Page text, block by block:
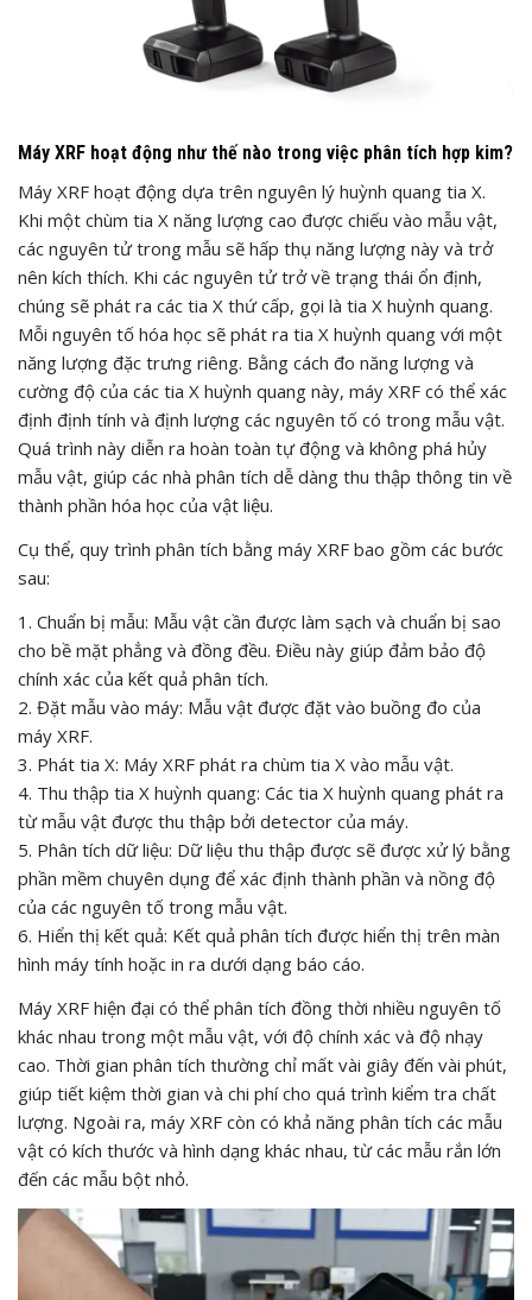
Máy XRF hoạt động như thế nào trong việc phân tích hợp kim?
Máy XRF hoạt động dựa trên nguyên lý huỳnh quang tia X.
Khi một chùm tia X năng lượng cao được chiếu vào mẫu vật,
các nguyên tử trong mẫu sẽ hấp thụ năng lượng này và trở
nên kích thích. Khi các nguyên tử trở về trạng thái ổn định,
chúng sẽ phát ra các tia X thứ cấp, gọi là tia X huỳnh quang.
Mỗi nguyên tố hóa học sẽ phát ra tia X huỳnh quang với một
năng lượng đặc trưng riêng. Bằng cách đo năng lượng và
cường độ của các tia X huỳnh quang này, máy XRF có thể xác
định định tính và định lượng các nguyên tố có trong mẫu vật.
Quá trình này diễn ra hoàn toàn tự động và không phá hủy
mẫu vật, giúp các nhà phân tích dễ dàng thu thập thông tin về
thành phần hóa học của vật liệu.
Cụ thể, quy trình phân tích bằng máy XRF bao gồm các bước
sau:
1. Chuẩn bị mẫu: Mẫu vật cần được làm sạch và chuẩn bị sao
cho bề mặt phẳng và đồng đều. Điều này giúp đảm bảo độ
chính xác của kết quả phân tích.
2. Đặt mẫu vào máy: Mẫu vật được đặt vào buồng đo của
máy XRF.
3. Phát tia X: Máy XRF phát ra chùm tia X vào mẫu vật.
4. Thu thập tia X huỳnh quang: Các tia X huỳnh quang phát ra
từ mẫu vật được thu thập bởi detector của máy.
5. Phân tích dữ liệu: Dữ liệu thu thập được sẽ được xử lý bằng
phần mềm chuyên dụng để xác định thành phần và nồng độ
của các nguyên tố trong mẫu vật.
6. Hiển thị kết quả: Kết quả phân tích được hiển thị trên màn
hình máy tính hoặc in ra dưới dạng báo cáo.
Máy XRF hiện đại có thể phân tích đồng thời nhiều nguyên tố
khác nhau trong một mẫu vật, với độ chính xác và độ nhạy
cao. Thời gian phân tích thường chỉ mất vài giây đến vài phút,
giúp tiết kiệm thời gian và chi phí cho quá trình kiểm tra chất
lượng. Ngoài ra, máy XRF còn có khả năng phân tích các mẫu
vật có kích thước và hình dạng khác nhau, từ các mẫu rắn lớn
đến các mẫu bột nhỏ.